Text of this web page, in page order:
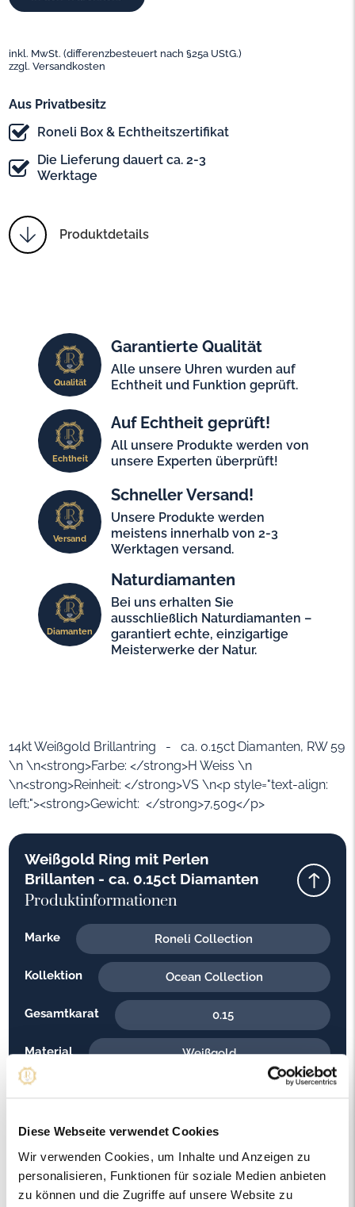
Diese Webseite verwendet Cookies
Wir verwenden Cookies, um Inhalte und Anzeigen zu
personalisieren, Funktionen für soziale Medien anbieten
zu können und die Zugriffe auf unsere Website zu
inkl. MwSt. (differenzbesteuert nach §25a UStG.)
zzgl. Versandkosten
Aus Privatbesitz
Roneli Box & Echtheitszertifikat
Die Lieferung dauert ca. 2-3
Werktage
Produktdetails
Qualität
Garantierte Qualität
Alle unsere Uhren wurden auf
Echtheit und Funktion geprüft.
Echtheit
Auf Echtheit geprüft!
All unsere Produkte werden von
unsere Experten überprüft!
Versand
Schneller Versand!
Unsere Produkte werden
meistens innerhalb von 2-3
Werktagen versand.
Diamanten
Naturdiamanten
Bei uns erhalten Sie
ausschließlich Naturdiamanten –
garantiert echte, einzigartige
Meisterwerke der Natur.
14kt Weißgold Brillantring - ca. 0.15ct Diamanten, RW 59
\n \n<strong>Farbe: </strong>H Weiss \n
\n<strong>Reinheit: </strong>VS \n<p style="text-align:
left;"><strong>Gewicht: </strong>7,50g</p>
Weißgold Ring mit Perlen
Brillanten - ca. 0.15ct Diamanten
Produktinformationen
Marke Roneli Collection
Kollektion Ocean Collection
Gesamtkarat 0.15
Material Weißgold
Feingehalt
Gewicht 7.50
Steinfarbe
Steinqualität